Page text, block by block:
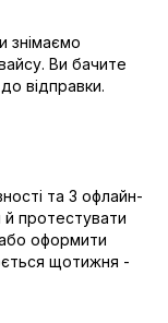
знімаємо
Ви бачите
відправки.
та 3 офлайн-
протестувати
оформити
щотижня -